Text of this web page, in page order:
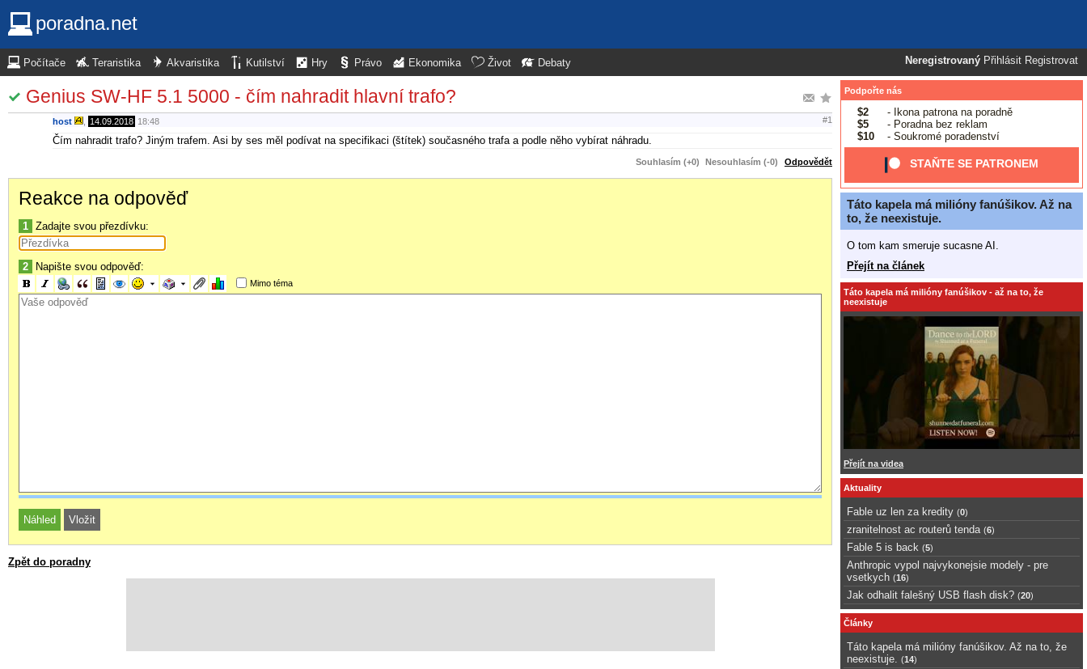
poradna.net
Neregistrovaný Přihlásit Registrovat
Počítače Teraristika Akvaristika Kutilství Hry Právo Ekonomika Život Debaty
Genius SW-HF 5.1 5000 - čím nahradit hlavní trafo?
host 14.09.2018 18:48 #1
Čím nahradit trafo? Jiným trafem. Asi by ses měl podívat na specifikaci (štítek) současného trafa a podle něho vybírat náhradu.
Souhlasím (+0) Nesouhlasím (-0) Odpovědět
Reakce na odpověď
1 Zadajte svou přezdívku:
2 Napište svou odpověď:
Mimo téma
Zpět do poradny
Podpořte nás
$2
- Ikona patrona na poradně
$5
- Poradna bez reklam
$10
- Soukromé poradenství
STAŇTE SE PATRONEM
Táto kapela má milióny fanúšikov. Až na
to, že neexistuje.
O tom kam smeruje sucasne AI.
Přejít na článek
Táto kapela má milióny fanúšikov - až na to, že
neexistuje
Přejít na videa
Aktuality
Fable uz len za kredity (0)
zranitelnost ac routerů tenda (6)
Fable 5 is back (5)
Anthropic vypol najvykonejsie modely - pre
vsetkych (16)
Jak odhalit falešný USB flash disk? (20)
Články
Táto kapela má milióny fanúšikov. Až na to, že
neexistuje.
(14)